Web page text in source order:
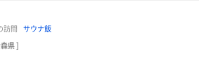
感がハンパない✨
り直したのではないでしょうかね、コ
たし👀
くなったように感じました。
訪問 サウナ飯
県 ]